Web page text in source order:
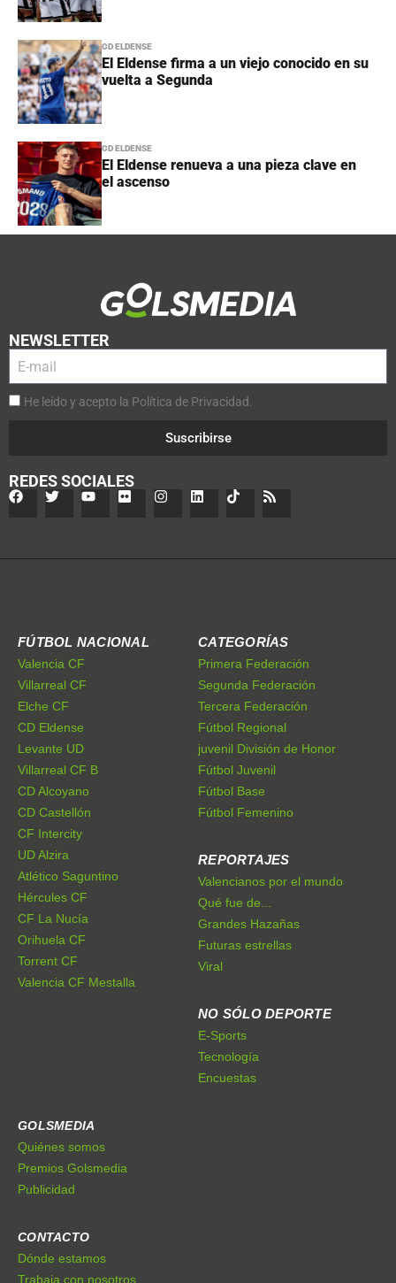
CD ELDENSE
El Eldense firma a un viejo conocido en su
vuelta a Segunda
CD ELDENSE
El Eldense renueva a una pieza clave en
el ascenso
NEWSLETTER
He leído y acepto la Política de Privacidad.
Suscribirse
REDES SOCIALES
FÚTBOL NACIONAL
Valencia CF
Villarreal CF
Elche CF
CD Eldense
Levante UD
Villarreal CF B
CD Alcoyano
CD Castellón
CF Intercity
UD Alzira
Atlético Saguntino
Hércules CF
CF La Nucía
Orihuela CF
Torrent CF
Valencia CF Mestalla
CATEGORÍAS
Primera Federación
Segunda Federación
Tercera Federación
Fútbol Regional
juvenil División de Honor
Fútbol Juvenil
Fútbol Base
Fútbol Femenino
REPORTAJES
Valencianos por el mundo
Qué fue de...
Grandes Hazañas
Futuras estrellas
Viral
NO SÓLO DEPORTE
E-Sports
Tecnología
Encuestas
GOLSMEDIA
Quiénes somos
Premios Golsmedia
Publicidad
CONTACTO
Dónde estamos
Trabaja con nosotros